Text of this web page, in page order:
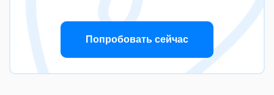
Попробовать сейчас